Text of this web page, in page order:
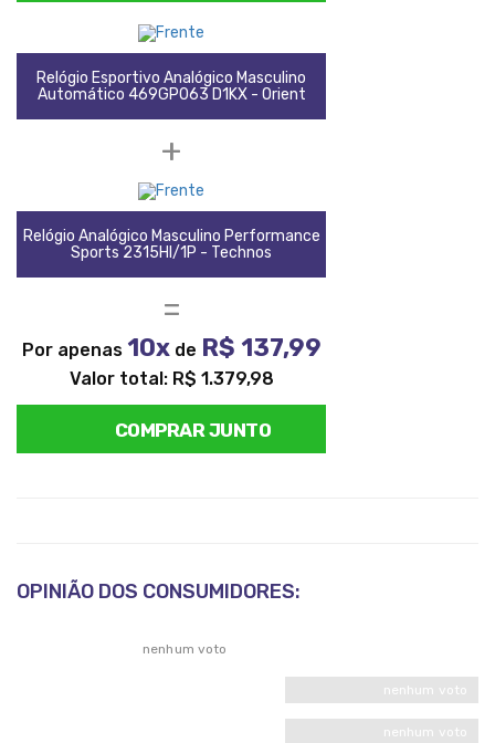
Relógio Esportivo Analógico Masculino
Automático 469GP063 D1KX - Orient
+
Relógio Analógico Masculino Performance
Sports 2315HI/1P - Technos
=
Por apenas 10xde R$ 137,99
Valor total: R$ 1.379,98
COMPRAR JUNTO
OPINIÃO DOS CONSUMIDORES:
nenhum voto
nenhum voto
nenhum voto